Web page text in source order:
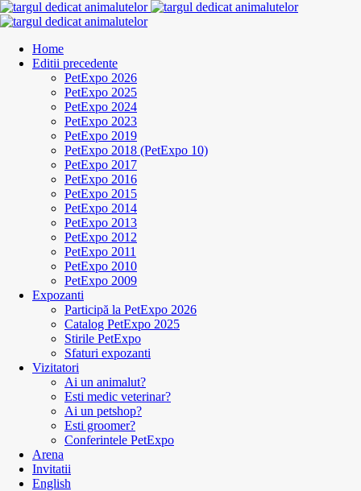
Home
Editii precedente
PetExpo 2026
PetExpo 2025
PetExpo 2024
PetExpo 2023
PetExpo 2019
PetExpo 2018 (PetExpo 10)
PetExpo 2017
PetExpo 2016
PetExpo 2015
PetExpo 2014
PetExpo 2013
PetExpo 2012
PetExpo 2011
PetExpo 2010
PetExpo 2009
Expozanti
Participă la PetExpo 2026
Catalog PetExpo 2025
Stirile PetExpo
Sfaturi expozanti
Vizitatori
Ai un animalut?
Esti medic veterinar?
Ai un petshop?
Esti groomer?
Conferintele PetExpo
Arena
Invitatii
English